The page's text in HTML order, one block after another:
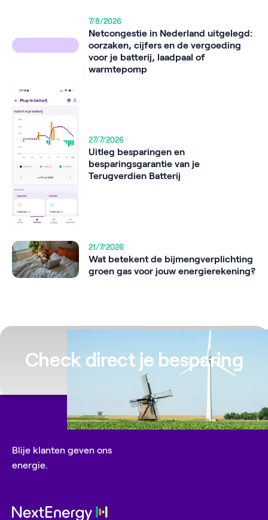
7/8/2026
Netcongestie in Nederland uitgelegd:
oorzaken, cijfers en de vergoeding
voor je batterij, laadpaal of
warmtepomp
27/7/2026
Uitleg besparingen en
besparingsgarantie van je
Terugverdien Batterij
21/7/2026
Wat betekent de bijmengverplichting
groen gas voor jouw energierekening?
Check direct je besparing
Blije klanten geven ons
energie.